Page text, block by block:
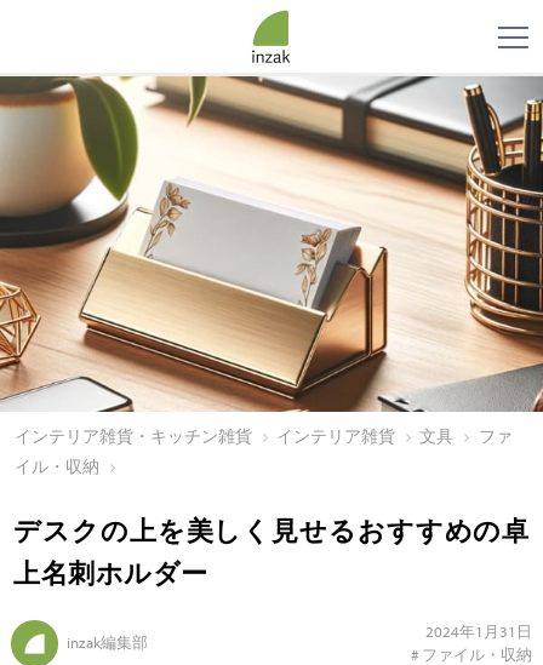
インテリア雑貨・キッチン雑貨 インテリア雑貨 文具
ファ
イル・収納
デスクの上を美しく見せるおすすめの卓
上名刺ホルダー
inzak編集部
2024年1月31日
# ファイル・収納